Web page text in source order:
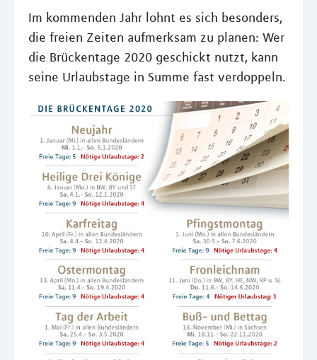
Im kommenden Jahr lohnt es sich besonders,
die freien Zeiten aufmerksam zu planen: Wer
die Brückentage 2020 geschickt nutzt, kann
seine Urlaubstage in Summe fast verdoppeln.